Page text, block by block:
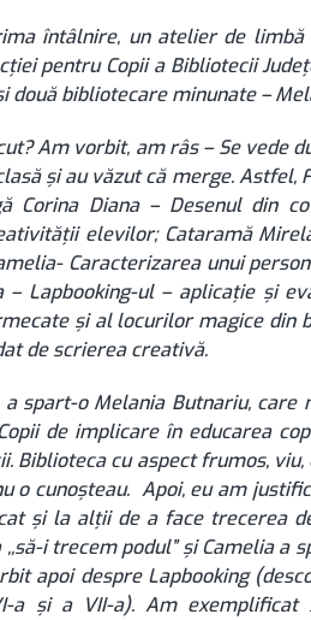
un atelier de limbă
pentru Copii a Bibliotecii
două bibliotecare minunate –
vorbit, am râs – Se vede
și au văzut că merge.
Corina Diana – Desenul din
elevilor; Cataramă
Caracterizarea unui
– Lapbooking-ul – aplicație și
și al locurilor magice din
de scrierea creativă.
o Melania Butnariu, care
de implicare în educarea
Biblioteca cu aspect frumos,
o cunoșteau. Apoi, eu am
și la alții de a face trecerea
i trecem podul” și Camelia a
apoi despre Lapbooking
a și a VII-a). Am